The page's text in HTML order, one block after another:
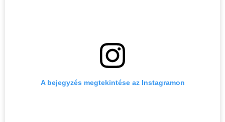
A bejegyzés megtekintése az Instagramon